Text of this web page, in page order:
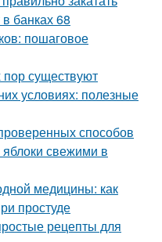
банках 68
пошаговое
существуют
условиях: полезные
способов
свежими в
медицины: как
простуде
рецепты для